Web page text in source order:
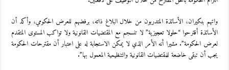
واتهم بنكيران، الأساتذة المتدربون من خلال البلاغ ذاته، برفضهم للعرض الحكومي، وأكد أن
الأساتذة أقترحوا “حلولا تعجيزية” لا تنسجم مع المقتضيات القانونية ولا تواكب المستوى المتقدم
لعرض الحكومة”. مشيرا أنه الأمر الذي لا يمكن الاستجابة له على اعتبار أن مقترحات الحكومة
يجب أن تبقى خاضعة للمقتضيات القانونية والتنظيمية المعمول بها”.